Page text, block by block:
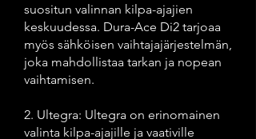
suositun valinnan kilpa-ajajien
keskuudessa. Dura-Ace Di2 tarjoaa
myös sähköisen vaihtajajärjestelmän,
joka mahdollistaa tarkan ja nopean
vaihtamisen.
2. Ultegra: Ultegra on erinomainen
valinta kilpa-ajajille ja vaativille